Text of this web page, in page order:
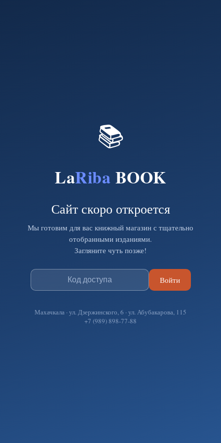
📚
LaRiba BOOK
Сайт скоро откроется
Мы готовим для вас книжный магазин с тщательно
отобранными изданиями.
Загляните чуть позже!
Войти
Махачкала · ул. Дзержинского, 6 · ул. Абубакарова, 115
+7 (989) 898-77-88